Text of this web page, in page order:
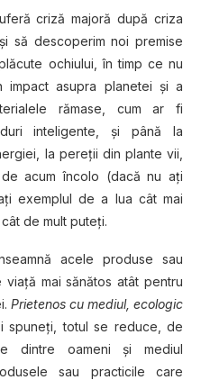
criză majoră după criza
să descoperim noi premise
ochiului, în timp ce nu
impact asupra planetei şi a
rămase, cum ar fi
inteligente, şi până la
la pereţii din plante vii,
acum încolo (dacă nu aţi
exemplul de a lua cât mai
de mult puteţi.
acele produse sau
mai sănătos atât pentru
Prietenos cu mediul, ecologic
i spuneţi, totul se reduce, de
dintre oameni şi mediul
sau practicile care